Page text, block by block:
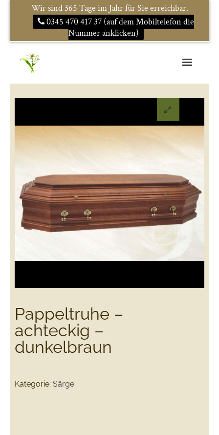
Wir sind 365 Tage im Jahr für Sie erreichbar.
0345 470 417 37 (auf dem Mobiltelefon die
Nummer anklicken)
Service
Urnen und mehr
Bestattungsarten
Kontakt
Pappeltruhe –
achteckig –
dunkelbraun
Kategorie: Särge